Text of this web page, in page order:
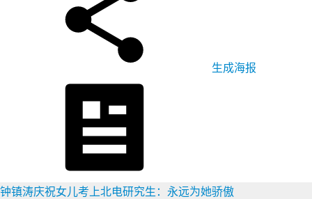
生成海报
钟镇涛庆祝女儿考上北电研究生：永远为她骄傲